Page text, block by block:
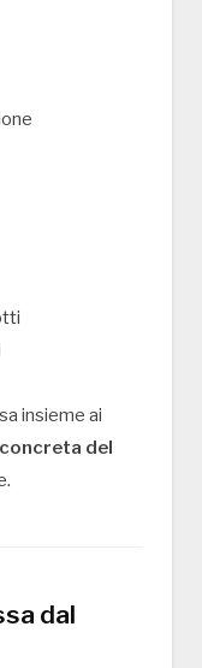
insieme ai
del
dal